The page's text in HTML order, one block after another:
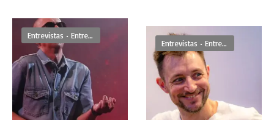
Entrevistas • Entrevistas De Frente
Entrevistas • Entrevistas De Frente